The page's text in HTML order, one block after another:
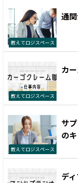
教えてロジスペース
通
教えてロジスペース
カ
教えてロジスペース
サ
の
デ